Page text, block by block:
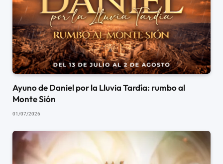
Ayuno de Daniel por la Lluvia Tardía: rumbo al
Monte Sión
01/07/2026